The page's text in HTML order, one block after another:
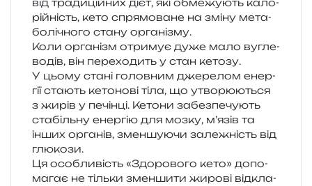
від тра­ди­цій­них дієт, які обме­жу­ють кало­
рій­ність, кето спря­мо­ва­не на зміну мета­
бо­лі­чно­го стану організму.
Коли орга­нізм отри­мує дуже мало вугле­
во­дів, він пере­хо­дить у стан кето­зу.
У цьому стані голов­ним дже­ре­лом енер­
гії ста­ють кето­но­ві тіла, що утво­рю­ю­ться
з жирів у печін­ці. Кетони забез­пе­чу­ють
ста­біль­ну енер­гію для мозку, м’язів та
інших орга­нів, змен­шу­ю­чи зале­жність від
глюкози.
Ця осо­бли­вість «Здорового кето» допо­
ма­гає не тіль­ки змен­ши­ти жиро­ві від­кла­